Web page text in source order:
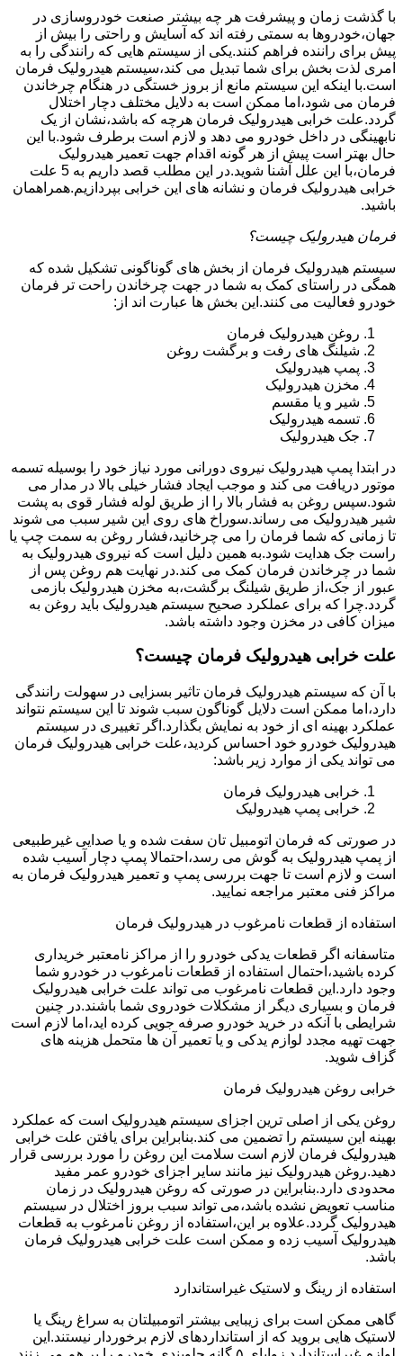
با گذشت زمان و پیشرفت هر چه بیشتر صنعت خودروسازی در
جهان،خودروها به سمتی رفته اند که آسایش و راحتی را بیش از
پیش برای راننده فراهم کنند.یکی از سیستم هایی که رانندگی را به
امری لذت بخش برای شما تبدیل می کند،سیستم هیدرولیک فرمان
است.با اینکه این سیستم مانع از بروز خستگی در هنگام چرخاندن
فرمان می شود،اما ممکن است به دلایل مختلف دچار اختلال
گردد.علت خرابی هیدرولیک فرمان هرچه که باشد،نشان از یک
نابهینگی در داخل خودرو می دهد و لازم است برطرف شود.با این
حال بهتر است پیش از هر گونه اقدام جهت تعمیر هیدرولیک
فرمان،با این علل آشنا شوید.در این مطلب قصد داریم به 5 علت
خرابی هیدرولیک فرمان و نشانه های این خرابی بپردازیم.همراهمان
باشید.
فرمان هیدرولیک چیست؟
سیستم هیدرولیک فرمان از بخش های گوناگونی تشکیل شده که
همگی در راستای کمک به شما در جهت چرخاندن راحت تر فرمان
خودرو فعالیت می کنند.این بخش ها عبارت اند از:
روغن هیدرولیک فرمان
شیلنگ های رفت و برگشت روغن
پمپ هیدرولیک
مخزن هیدرولیک
شیر و یا مقسم
تسمه هیدرولیک
جک هیدرولیک
در ابتدا پمپ هیدرولیک نیروی دورانی مورد نیاز خود را بوسیله تسمه
موتور دریافت می کند و موجب ایجاد فشار خیلی بالا در مدار می
شود.سپس روغن به فشار بالا را از طریق لوله فشار قوی به پشت
شیر هیدرولیک می رساند.سوراخ های روی این شیر سبب می شوند
تا زمانی که شما فرمان را می چرخانید،فشار روغن به سمت چپ یا
راست جک هدایت شود.به همین دلیل است که نیروی هیدرولیک به
شما در چرخاندن فرمان کمک می کند.در نهایت هم روغن پس از
عبور از جک،از طریق شیلنگ برگشت،به مخزن هیدرولیک بازمی
گردد.چرا که برای عملکرد صحیح سیستم هیدرولیک باید روغن به
میزان کافی در مخزن وجود داشته باشد.
علت خرابی هیدرولیک فرمان چیست؟
با آن که سیستم هیدرولیک فرمان تاثیر بسزایی در سهولت رانندگی
دارد،اما ممکن است دلایل گوناگون سبب شوند تا این سیستم نتواند
عملکرد بهینه ای از خود به نمایش بگذارد.اگر تغییری در سیستم
هیدرولیک خودرو خود احساس کردید،علت خرابی هیدرولیک فرمان
می تواند یکی از موارد زیر باشد:
خرابی هیدرولیک فرمان
خرابی پمپ هیدرولیک
در صورتی که فرمان اتومبیل تان سفت شده و یا صدایی غیرطبیعی
از پمپ هیدرولیک به گوش می رسد،احتمالا پمپ دچار آسیب شده
است و لازم است تا جهت بررسی پمپ و تعمیر هیدرولیک فرمان به
مراکز فنی معتبر مراجعه نمایید.
استفاده از قطعات نامرغوب در هیدرولیک فرمان
متاسفانه اگر قطعات یدکی خودرو را از مراکز نامعتبر خریداری
کرده باشید،احتمال استفاده از قطعات نامرغوب در خودرو شما
وجود دارد.این قطعات نامرغوب می تواند علت خرابی هیدرولیک
فرمان و بسیاری دیگر از مشکلات خودروی شما باشند.در چنین
شرایطی با آنکه در خرید خودرو صرفه جویی کرده اید،اما لازم است
جهت تهیه مجدد لوازم یدکی و یا تعمیر آن ها متحمل هزینه های
گزاف شوید.
خرابی روغن هیدرولیک فرمان
روغن یکی از اصلی ترین اجزای سیستم هیدرولیک است که عملکرد
بهینه این سیستم را تضمین می کند.بنابراین برای یافتن علت خرابی
هیدرولیک فرمان لازم است سلامت این روغن را مورد بررسی قرار
دهید.روغن هیدرولیک نیز مانند سایر اجزای خودرو عمر مفید
محدودی دارد.بنابراین در صورتی که روغن هیدرولیک در زمان
مناسب تعویض نشده باشد،می تواند سبب بروز اختلال در سیستم
هیدرولیک گردد.علاوه بر این،استفاده از روغن نامرغوب به قطعات
هیدرولیک آسیب زده و ممکن است علت خرابی هیدرولیک فرمان
باشد.
استفاده از رینگ و لاستیک غیراستاندارد
گاهی ممکن است برای زیبایی بیشتر اتومبیلتان به سراغ رینگ یا
لاستیک هایی بروید که از استانداردهای لازم برخوردار نیستند.این